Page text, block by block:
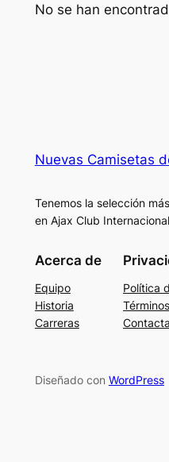
No se han
Nuevas Camisetas
Tenemos la selección
en Ajax Club
Acerca de
Equipo
Historia
Carreras
Política
Diseñado con WordPress